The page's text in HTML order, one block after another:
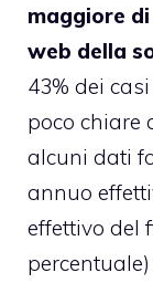
maggiore
web della
43% dei
poco chiare
alcuni dati
annuo
effettivo del